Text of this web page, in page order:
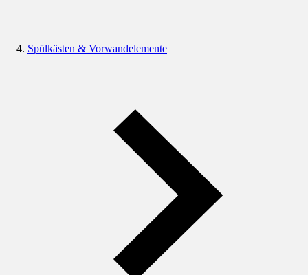
Spülkästen & Vorwandelemente